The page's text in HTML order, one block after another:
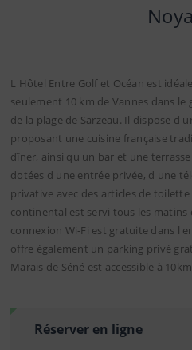
L Hôtel Entre Golf et Océan est
seulement 10 km de Vannes dans
de la plage de Sarzeau. Il dispose d
proposant une cuisine française
dîner, ainsi qu un bar et une
dotées d une entrée privée, d une
privative avec des articles de
continental est servi tous les matins
connexion Wi-Fi est gratuite dans l
offre également un parking privé
Marais de Séné est accessible à
Réserver en ligne